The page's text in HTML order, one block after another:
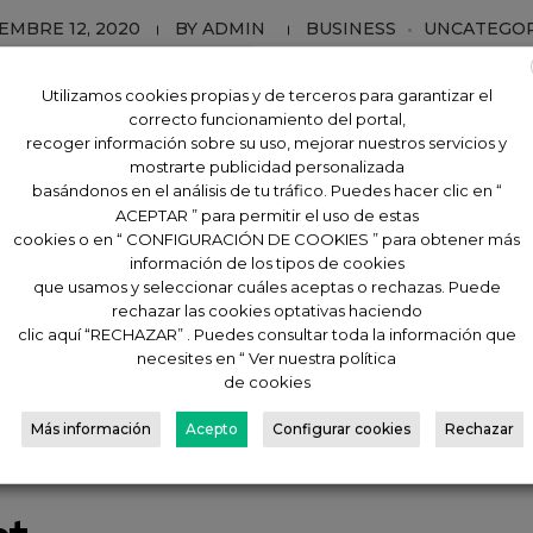
12, 2020 BY ADMIN BUSINESS
Fibes acoge la 12 edición de un evento que el
un amplio ‘stock’ en vehículos deKm 0,
de Sevilla, Kitur Sevilla y Kitur Este (KIA), Divesan
dicho evento, con una extensa gama de modelos
Utilizamos cookies propias y de terceros para garantizar el
correcto funcionamiento del portal,
recoger información sobre su uso, mejorar nuestros servicios y
mostrarte publicidad personalizada
basándonos en el análisis de tu tráfico. Puedes hacer clic en “
ACEPTAR ” para permitir el uso de estas
cookies o en “ CONFIGURACIÓN DE COOKIES ” para obtener más
información de los tipos de cookies
que usamos y seleccionar cuáles aceptas o rechazas. Puede
rechazar las cookies optativas haciendo
clic aquí “RECHAZAR” . Puedes consultar toda la información que
necesites en “ Ver nuestra política
de cookies
Más información Acepto Configurar cookies Rechazar